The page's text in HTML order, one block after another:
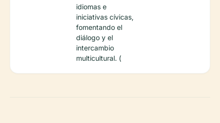
idiomas e
iniciativas cívicas,
fomentando el
diálogo y el
intercambio
multicultural. (